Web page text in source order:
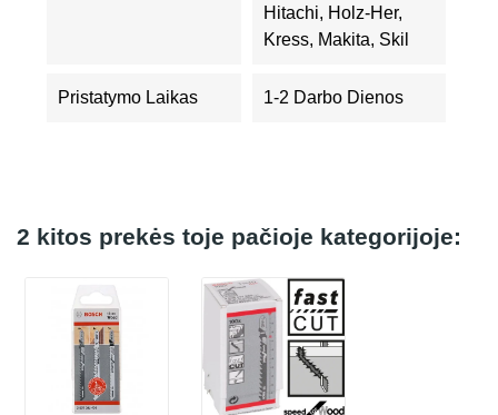
Hitachi, Holz-Her,
Kress, Makita, Skil
Pristatymo Laikas 1-2 Darbo Dienos
2 kitos prekės toje pačioje kategorijoje: